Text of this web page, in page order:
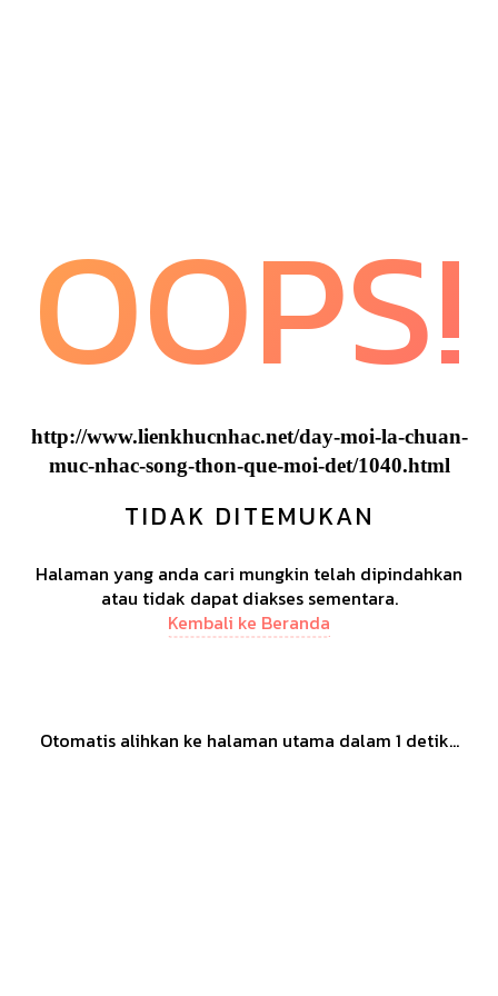
OOPS!
http://www.lienkhucnhac.net/day-moi-la-chuan-
muc-nhac-song-thon-que-moi-det/1040.html
TIDAK DITEMUKAN
Halaman yang anda cari mungkin telah dipindahkan
atau tidak dapat diakses sementara.
Kembali ke Beranda
Otomatis alihkan ke halaman utama dalam 1 detik...